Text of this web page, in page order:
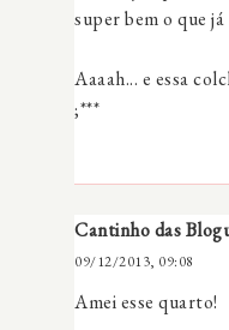
super bem o que
Aaaah... e essa
;***
Cantinho das
09/12/2013, 09:08
Amei esse quarto!